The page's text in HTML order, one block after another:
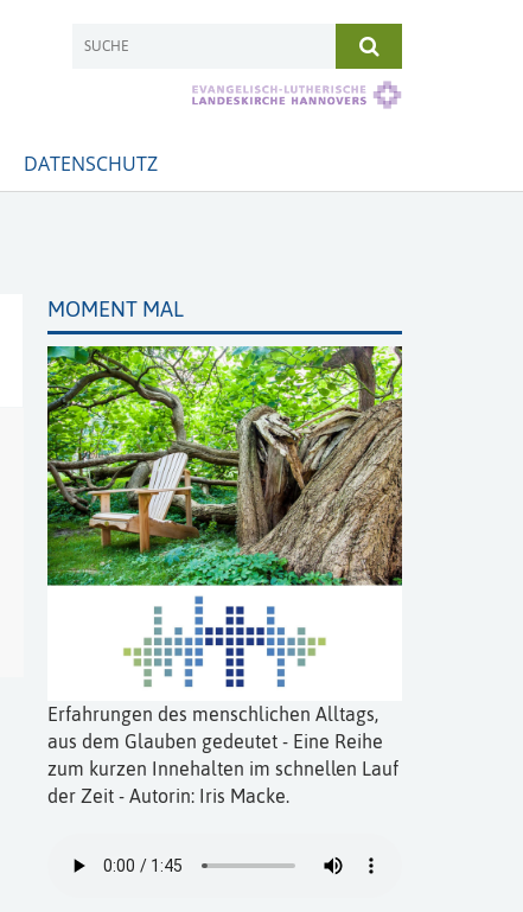
DATENSCHUTZ
MOMENT MAL
Erfahrungen des menschlichen Alltags,
aus dem Glauben gedeutet - Eine Reihe
zum kurzen Innehalten im schnellen Lauf
der Zeit - Autorin: Iris Macke.